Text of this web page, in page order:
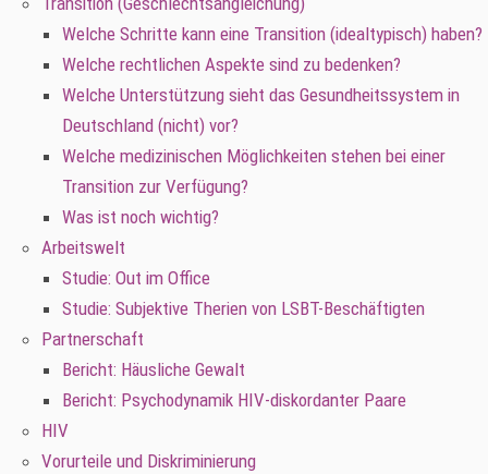
Welche Schritte kann eine Transition (idealtypisch) haben?
Welche rechtlichen Aspekte sind zu bedenken?
Welche Unterstützung sieht das Gesundheitssystem in
Deutschland (nicht) vor?
Welche medizinischen Möglichkeiten stehen bei einer
Transition zur Verfügung?
Was ist noch wichtig?
Arbeitswelt
Studie: Out im Office
Studie: Subjektive Therien von LSBT-Beschäftigten
Partnerschaft
Bericht: Häusliche Gewalt
Bericht: Psychodynamik HIV-diskordanter Paare
HIV
Vorurteile und Diskriminierung